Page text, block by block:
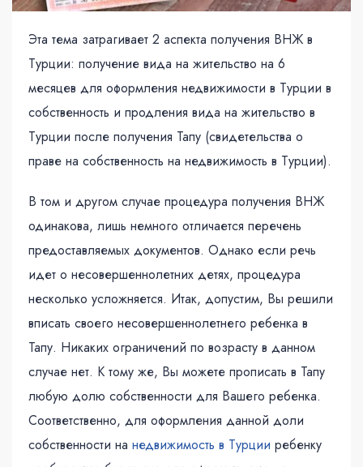
Эта тема затрагивает 2 аспекта получения ВНЖ в
Турции: получение вида на жительство на 6
месяцев для оформления недвижимости в Турции в
собственность и продления вида на жительство в
Турции после получения Тапу (свидетельства о
праве на собственность на недвижимость в Турции).
В том и другом случае процедура получения ВНЖ
одинакова, лишь немного отличается перечень
предоставляемых документов. Однако если речь
идет о несовершеннолетних детях, процедура
несколько усложняется. Итак, допустим, Вы решили
вписать своего несовершеннолетнего ребенка в
Тапу. Никаких ограничений по возрасту в данном
случае нет. К тому же, Вы можете прописать в Тапу
любую долю собственности для Вашего ребенка.
Соответственно, для оформления данной доли
собственности на недвижимость в Турции ребенку